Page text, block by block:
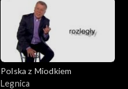
Polska z Miodkiem
Legnica